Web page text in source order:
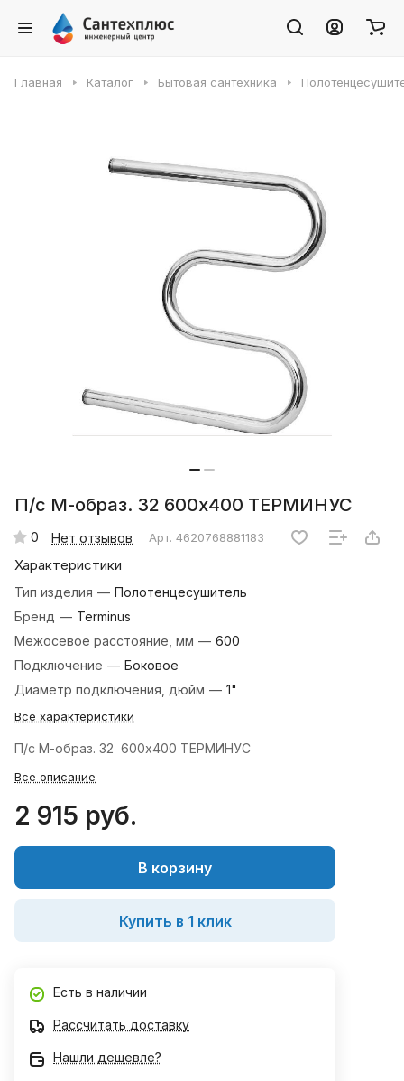
Главная Каталог Бытовая сантехника
П/с М-образ. 32 600х400 ТЕРМИНУС
0 Нет отзывов Арт. 4620768881183
Характеристики
Тип изделия — Полотенцесушитель
Бренд — Terminus
Межосевое расстояние, мм — 600
Подключение — Боковое
Диаметр подключения, дюйм — 1"
Все характеристики
П/с М-образ. 32 600х400 ТЕРМИНУС
Все описание
2 915 руб.
В корзину
Купить в 1 клик
Есть в наличии
Рассчитать доставку
Нашли дешевле?